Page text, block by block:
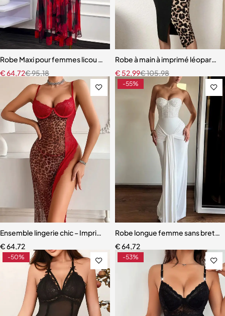
Robe Maxi pour femmes licou cou dos nu froncé empilé sans
€95,18
€64,72
Robe à main à imprimé léopard,
€105,98
€ 52,99
Ensemble lingerie chic – Imprimé léopard et détails en dentelle
€64,72
-55%
Robe longue femme sans
€64,72
-50% -53%